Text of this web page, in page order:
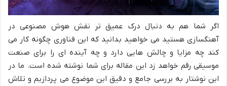
اگر شما هم به دنبال درک عمیق تر نقش هوش مصنوعی در
آهنگسازی هستید می خواهید بدانید که این فناوری چگونه کار می
کند چه مزایا و چالش هایی دارد و چه آینده ای را برای صنعت
موسیقی رقم خواهد زد این مقاله برای شما نوشته شده است. ما در
این نوشتار به بررسی جامع و دقیق این موضوع می پردازیم و تلاش